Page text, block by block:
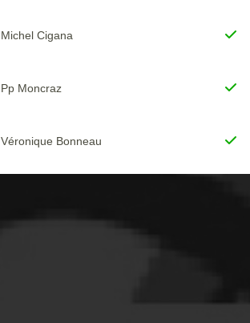
Michel Cigana
Pp Moncraz
Véronique Bonneau